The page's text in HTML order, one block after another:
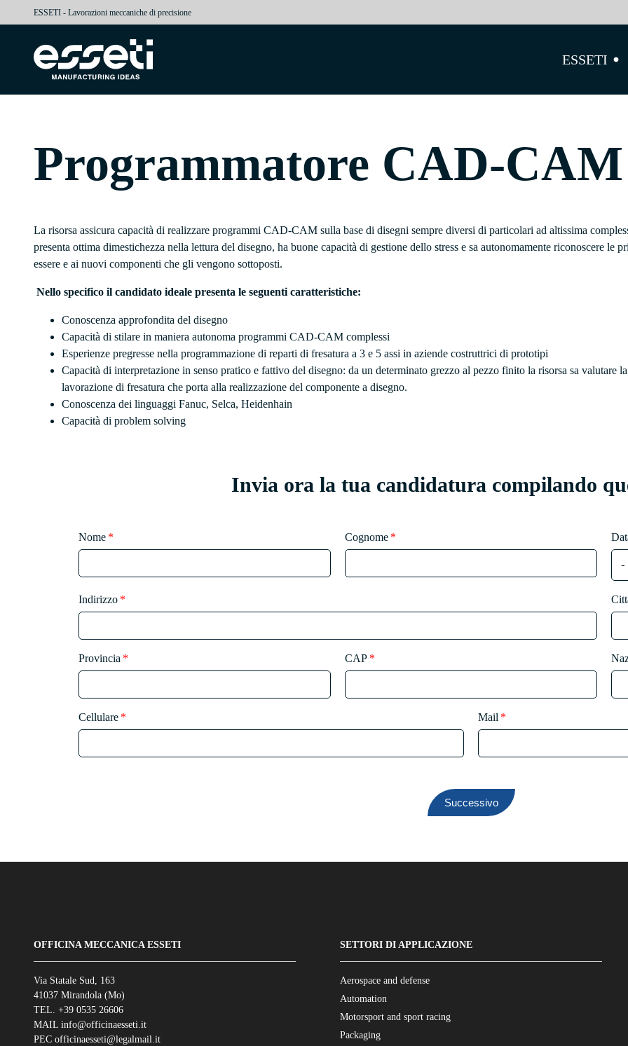
ESSETI - Lavorazioni meccaniche di precisione
ESSETI
Programmatore CAD-CAM
La risorsa assicura capacità di realizzare programmi CAD-CAM sulla base di disegni sempre diversi di particolari ad altissima
presenta ottima dimestichezza nella lettura del disegno, ha buone capacità di gestione dello stress e sa autonomamente riconoscere
essere e ai nuovi componenti che gli vengono sottoposti.
Nello specifico il candidato ideale presenta le seguenti caratteristiche:
Conoscenza approfondita del disegno
Capacità di stilare in maniera autonoma programmi CAD-CAM complessi
Esperienze pregresse nella programmazione di reparti di fresatura a 3 e 5 assi in aziende costruttrici di prototipi
Capacità di interpretazione in senso pratico e fattivo del disegno: da un determinato grezzo al pezzo finito la risorsa sa valutare
lavorazione di fresatura che porta alla realizzazione del componente a disegno.
Conoscenza dei linguaggi Fanuc, Selca, Heidenhain
Capacità di problem solving
Invia ora la tua candidatura compilando
Nome Cognome
Indirizzo
Provincia CAP
Cellulare Mail
Successivo
OFFICINA MECCANICA ESSETI
Via Statale Sud, 163
41037 Mirandola (Mo)
TEL. +39 0535 26606
MAIL info@officinaesseti.it
PEC officinaesseti@legalmail.it
SETTORI DI APPLICAZIONE
Aerospace and defense
Automation
Motorsport and sport racing
Packaging